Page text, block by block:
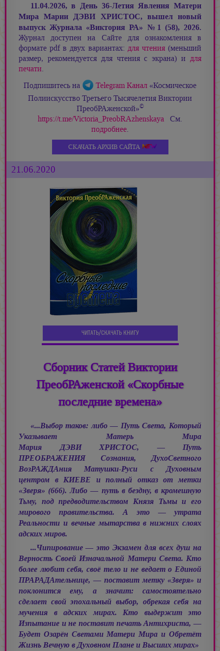
11.04.2026, в День 36-Летия Явления Матери
МираМарии ДЭВИ ХРИСТОС,вышел новый
выпуск Журнала «Виктория РА» № 1 (58), 2026.
Журнал доступен на Сайте для ознакомления в
формате pdf в двух вариантах: для чтения(меньший
размер, рекомендуется для чтения с экрана) и для
печати.
Подпишитесь на
Telegram Канал «Космическое
Полиискусство Третьего Тысячелетия Виктории
ПреобРАженской»©
https://t.me/Victoria_PreobRAzhenskaya См.
подробнее.
СКАЧАТЬ АРХИВ САЙТА
21.06.2020
ЧИТАТЬ/СКАЧАТЬ КНИГУ
Сборник Статей Виктории
ПреобРАженской «Скорбные
последние времена»
«...Выбор таков: либо — Путь Света, Который
Указывает Матерь Мира
Мария ДЭВИ ХРИСТОС, —Путь
ПРЕОБРАЖЕНИЯ Сознания, ДухоСветного
ВозРАЖДАния Матушки-Руси с Духовным
центром в КИЕВЕ и полный отказ от метки
«Зверя» (666). Либо — путь в бездну, в кромешную
Тьму, под предводительством Князя Тьмы и его
мирового правительства. А это — утрата
Реальности и вечные мытарства в нижних слоях
адских миров.
...Чипирование — это Экзамен для всех душ на
Верность Своей Изначальной Матери Света. Кто
более любит себя, своё тело и не ведает о Единой
ПРАРАДАтельнице, — поставит метку «Зверя» и
поклонится ему, а значит: самостоятельно
сделает свой эпохальный выбор, обрекая себя на
мучения в адских мирах. Кто выдержит это
Изпытание и не поставит печать Антихриста, —
Будет Озарён Светами Матери Мира и Обретёт
Жизнь Вечную в Духовном Плане и Высших мирах»